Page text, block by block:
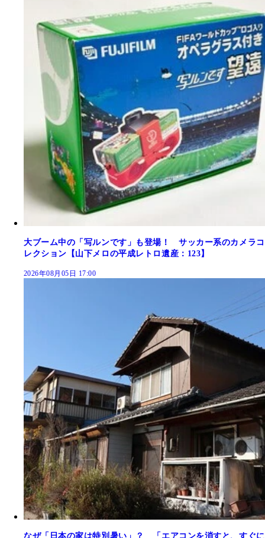
大ブーム中の「写ルンです」も登場！ サッカー系のカメラコ
レクション【山下メロの平成レトロ遺産：123】
2026年08月05日 17:00
なぜ「日本の家は特別暑い」？ 「エアコンを消すと、すぐに